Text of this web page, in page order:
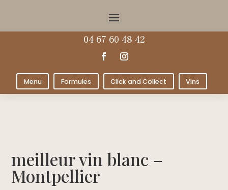
04 67 60 48 42
Menu Formules Click and Collect Vins
meilleur vin blanc –
Montpellier